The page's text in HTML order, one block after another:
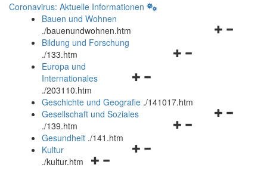
Coronavirus: Aktuelle Informationen
Bauen und Wohnen
./bauenundwohnen.htm
Navigationsmenü
Bildung und Forschung
./133.htm
Navigationsmenü
und
schließen
Europa und
Internationales
./203110.htm
Geschichte und Geografie ./141017.htm
Navigationsmenü
Gesellschaft und Soziales
./139.htm
Navigationsmenü
Gesundheit ./141.htm
Navigationsmenü
Kultur
./kultur.htm